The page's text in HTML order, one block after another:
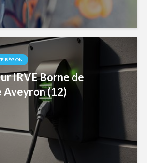
RÉGION
IRVE Borne de
Aveyron (12)